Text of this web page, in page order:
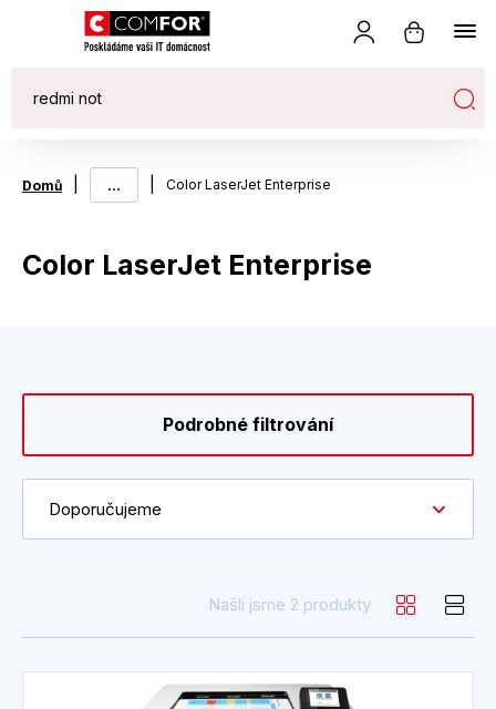
Domů ... Color LaserJet Enterprise
Color LaserJet Enterprise
Podrobné filtrování
Doporučujeme
Našli jsme 2 produkty